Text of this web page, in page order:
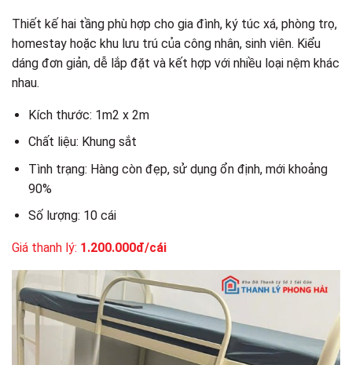
Thiết kế hai tầng phù hợp cho gia đình, ký túc xá, phòng trọ,
homestay hoặc khu lưu trú của công nhân, sinh viên. Kiểu
dáng đơn giản, dễ lắp đặt và kết hợp với nhiều loại nệm khác
nhau.
Kích thước: 1m2 x 2m
Chất liệu: Khung sắt
Tình trạng: Hàng còn đẹp, sử dụng ổn định, mới khoảng
90%
Số lượng: 10 cái
Giá thanh lý: 1.200.000đ/cái